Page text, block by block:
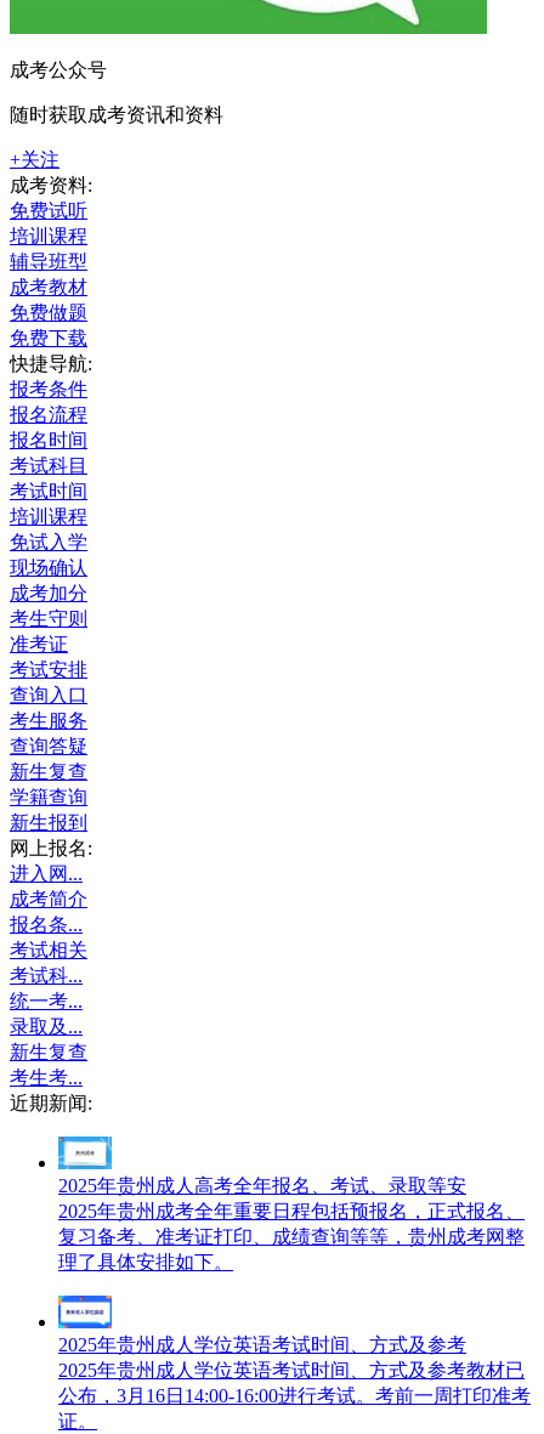
成考公众号
随时获取成考资讯和资料
+关注
成考资料:
免费试听
培训课程
辅导班型
成考教材
免费做题
免费下载
快捷导航:
报考条件
报名流程
报名时间
考试科目
考试时间
培训课程
免试入学
现场确认
成考加分
考生守则
准考证
考试安排
查询入口
考生服务
查询答疑
新生复查
学籍查询
新生报到
网上报名:
进入网...
成考简介
报名条...
考试相关
考试科...
统一考...
录取及...
新生复查
考生考...
近期新闻:
2025年贵州成人高考全年报名、考试、录取等安
2025年贵州成考全年重要日程包括预报名，正式报名、
复习备考、准考证打印、成绩查询等等，贵州成考网整
理了具体安排如下。
2025年贵州成人学位英语考试时间、方式及参考
2025年贵州成人学位英语考试时间、方式及参考教材已
公布，3月16日14:00-16:00进行考试。考前一周打印准考
证。